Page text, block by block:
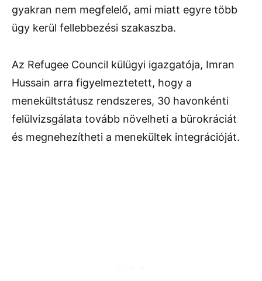
gyakran nem megfelelő, ami miatt egyre több
ügy kerül fellebbezési szakaszba.
Az Refugee Council külügyi igazgatója, Imran
Hussain arra figyelmeztetett, hogy a
menekültstátusz rendszeres, 30 havonkénti
felülvizsgálata tovább növelheti a bürokráciát
és megnehezítheti a menekültek integrációját.